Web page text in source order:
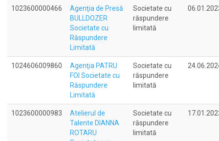
1023600000466
Agenţia de Presă
BULLDOZER
Societate cu
Răspundere
Limitată
Societate cu
răspundere
limitată
1024606009860
Agenţia PATRU
FOI Societate cu
Răspundere
Limitată
Societate cu
răspundere
limitată
1023600000983
Atelierul de
Talente DIANNA
ROTARU
Societate cu
răspundere
limitată